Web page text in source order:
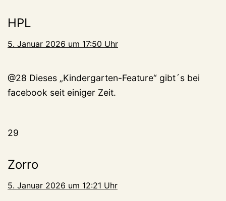
HPL
5. Januar 2026 um 17:50 Uhr
@28 Dieses „Kindergarten-Feature“ gibt´s bei
facebook seit einiger Zeit.
29
Zorro
5. Januar 2026 um 12:21 Uhr